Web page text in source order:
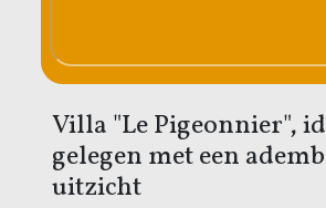
Villa "Le Pigeonnier",
gelegen met een
uitzicht